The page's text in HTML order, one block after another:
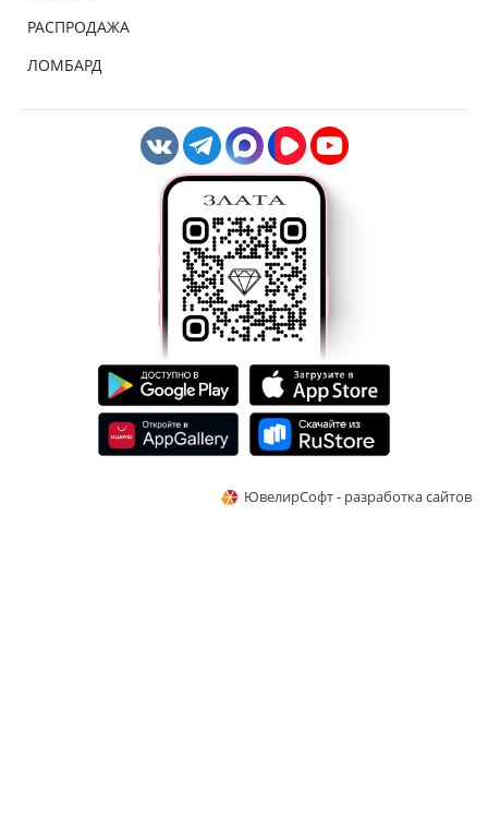
РАСПРОДАЖА
ЛОМБАРД
ЮвелирСофт - разработка сайтов